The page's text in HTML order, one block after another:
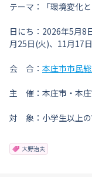
テーマ：「環境変化と
日にち：2026年5月8
月25日(火)、11月17
会 合： 本庄市市民
主 催：本庄市・本庄
対 象：小学生以上の
大野治夫